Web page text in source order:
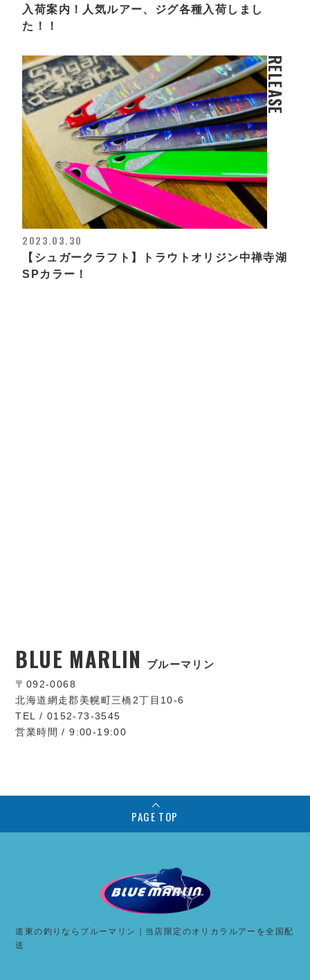
入荷案内！人気ルアー、ジグ各種入荷しまし
た！！
RELEASE
2023.03.30
【シュガークラフト】トラウトオリジン中禅寺湖
SPカラー！
BLUE MARLIN ブルーマリン
〒092-0068
北海道網走郡美幌町三橋2丁目10-6
TEL / 0152-73-3545
営業時間 / 9:00-19:00
PAGE TOP
道東の釣りならブルーマリン｜当店限定のオリカラルアーを全国配
送